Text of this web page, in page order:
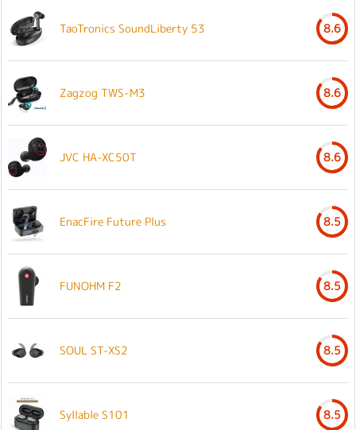
TaoTronics SoundLiberty 53 8.6
Zagzog TWS-M3 8.6
JVC HA-XC50T 8.6
EnacFire Future Plus 8.5
FUNOHM F2 8.5
SOUL ST-XS2 8.5
Syllable S101 8.5